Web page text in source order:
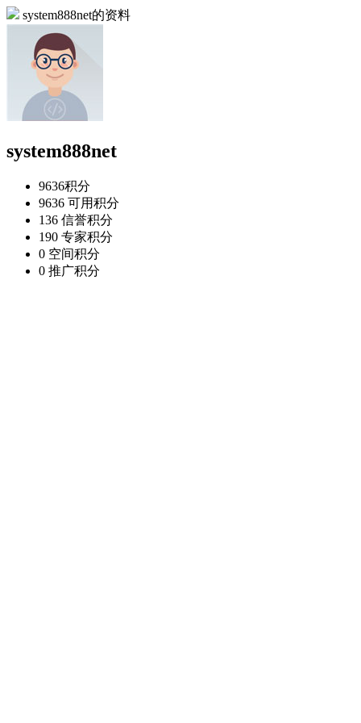
system888net的资料
system888net
9636积分
9636 可用积分
136 信誉积分
190 专家积分
0 空间积分
0 推广积分